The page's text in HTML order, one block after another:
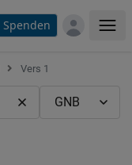
Spenden
Vers 1